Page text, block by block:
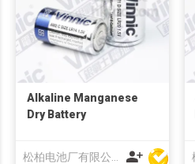
Alkaline Manganese
Dry Battery